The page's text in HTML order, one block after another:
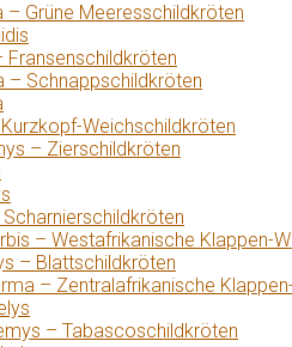
– Grüne Meeresschildkröten
Fransenschildkröten
– Schnappschildkröten
Weichschildkröten
– Zierschildkröten
– Westafrikanische Klappen-
– Blattschildkröten
– Zentralafrikanische
– Tabascoschildkröten